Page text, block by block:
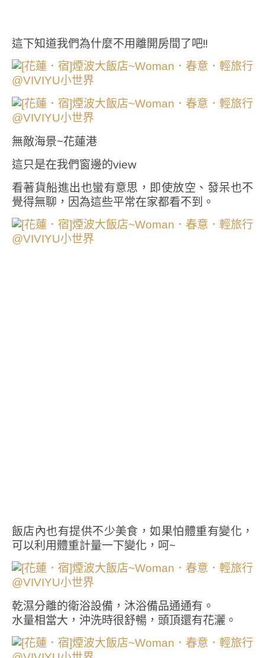
這下知道我們為什麼不用離開房間了吧!!
無敵海景~花蓮港
這只是在我們窗邊的view
看著貨船進出也蠻有意思，即使放空、發呆也不
覺得無聊，因為這些平常在家都看不到。
飯店內也有提供不少美食，如果怕體重有變化，
可以利用體重計量一下變化，呵~
乾濕分離的衛浴設備，沐浴備品通通有。
水量相當大，沖洗時很舒暢，頭頂還有花灑。